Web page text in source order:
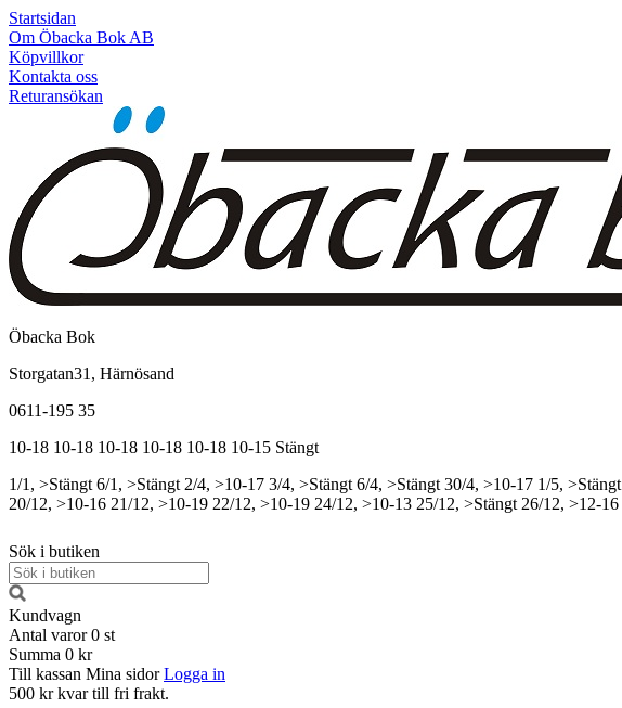
Startsidan
Om Öbacka Bok AB
Köpvillkor
Kontakta oss
Returansökan
Öbacka Bok
Storgatan31, Härnösand
0611-195 35
10-18 10-18 10-18 10-18 10-18 10-15 Stängt
1/1, >Stängt 6/1, >Stängt 2/4, >10-17 3/4, >Stängt 6/4, >Stängt 30/4, >10-17 1/5, >Stängt
20/12, >10-16 21/12, >10-19 22/12, >10-19 24/12, >10-13 25/12, >Stängt 26/12, >12-16
Sök i butiken
Kundvagn
Antal varor 0 st
Summa 0 kr
Till kassan Mina sidor Logga in
500 kr kvar till fri frakt.